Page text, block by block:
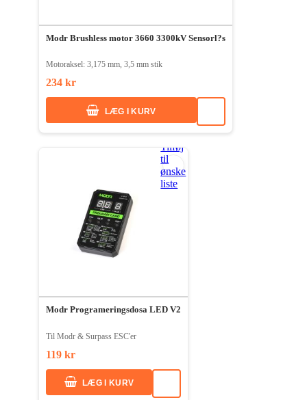
Modr Brushless motor 3660 3300kV Sensorl?s
Motoraksel: 3,175 mm, 3,5 mm stik
234 kr
LÆG I KURV
Tilføj
til
ønske
liste
Modr Programeringsdosa LED V2
Til Modr & Surpass ESC'er
119 kr
LÆG I KURV